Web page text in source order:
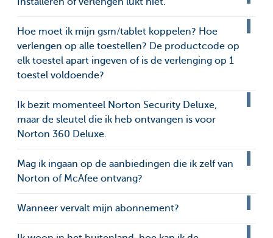
Hoe moet ik mijn gsm/tablet koppelen? Hoe
verlengen op alle toestellen? De productcode op
elk toestel apart ingeven of is de verlenging op 1
toestel voldoende?
Ik bezit momenteel Norton Security Deluxe,
maar de sleutel die ik heb ontvangen is voor
Norton 360 Deluxe.
Mag ik ingaan op de aanbiedingen die ik zelf van
Norton of McAfee ontvang?
Wanneer vervalt mijn abonnement?